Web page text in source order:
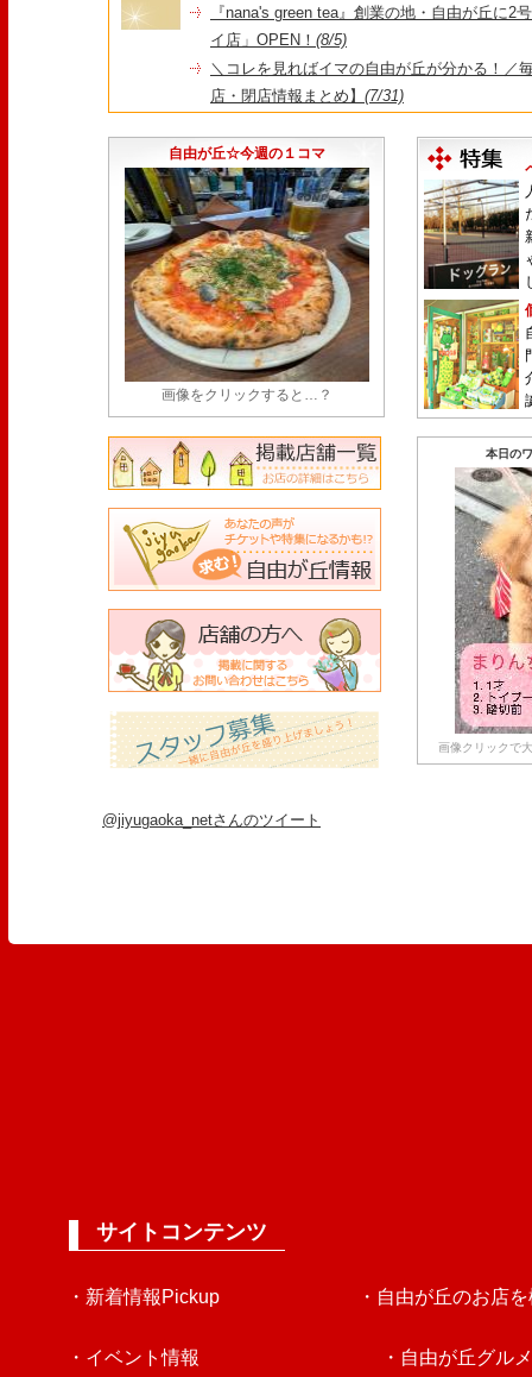
『nana's green tea』創業の地・自由が丘に2
イ店」OPEN！ (8/5)
＼コレを見ればイマの自由が丘が分かる！／
店・閉店情報まとめ】 (7/31)
永久パス配布も！
自由が丘☆今週の１コマ
画像をクリックすると…？
本日の
画像クリックで
@jiyugaoka_netさんのツイート
サイトコンテンツ
・新着情報Pickup
・イベント情報
・自由が丘のお店
・自由が丘グルメ